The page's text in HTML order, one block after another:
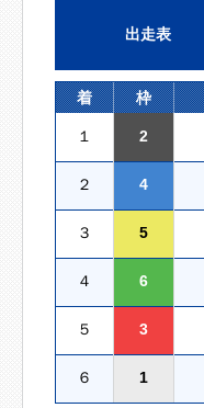
出走表
着 枠
１ 2
２ 4
３ 5
４ 6
５ 3
６ 1